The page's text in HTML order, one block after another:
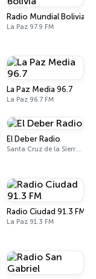
Radio Mundial Bolivia
La Paz 97.9 FM
La Paz Media 96.7
La Paz 96.7 FM
El Deber Radio
Santa Cruz de la Sierra 103.3 FM
Radio Ciudad 91.3 FM
La Paz 91.3 FM